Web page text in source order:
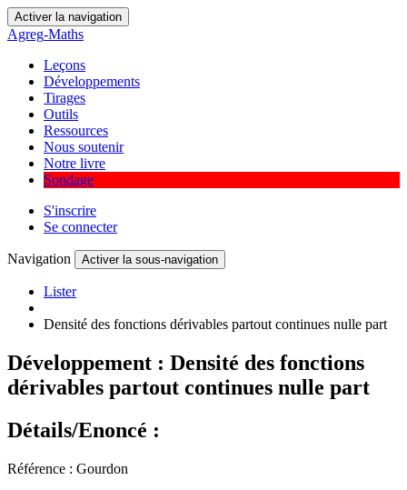
Activer la navigation
Agreg-Maths
Leçons
Développements
Tirages
Outils
Ressources
Nous soutenir
Notre livre
Sondage
S'inscrire
Se connecter
Navigation Activer la sous-navigation
Lister
Densité des fonctions dérivables partout continues nulle part
Développement : Densité des fonctions
dérivables partout continues nulle part
Détails/Enoncé :
Référence : Gourdon